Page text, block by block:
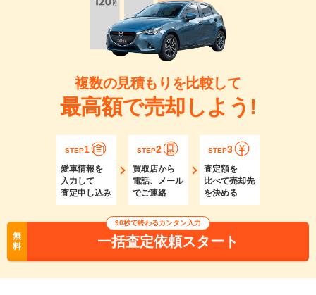
複数の見積もりを比較して
最高額で売却しよう!
STEP1
愛車情報を
入力して
査定申し込み
STEP2
買取店から
電話、メール
でご連絡
STEP3
査定額を
比べて売却先
を決める
無
料
90秒で終わるカンタン入力
一括査定依頼スタート